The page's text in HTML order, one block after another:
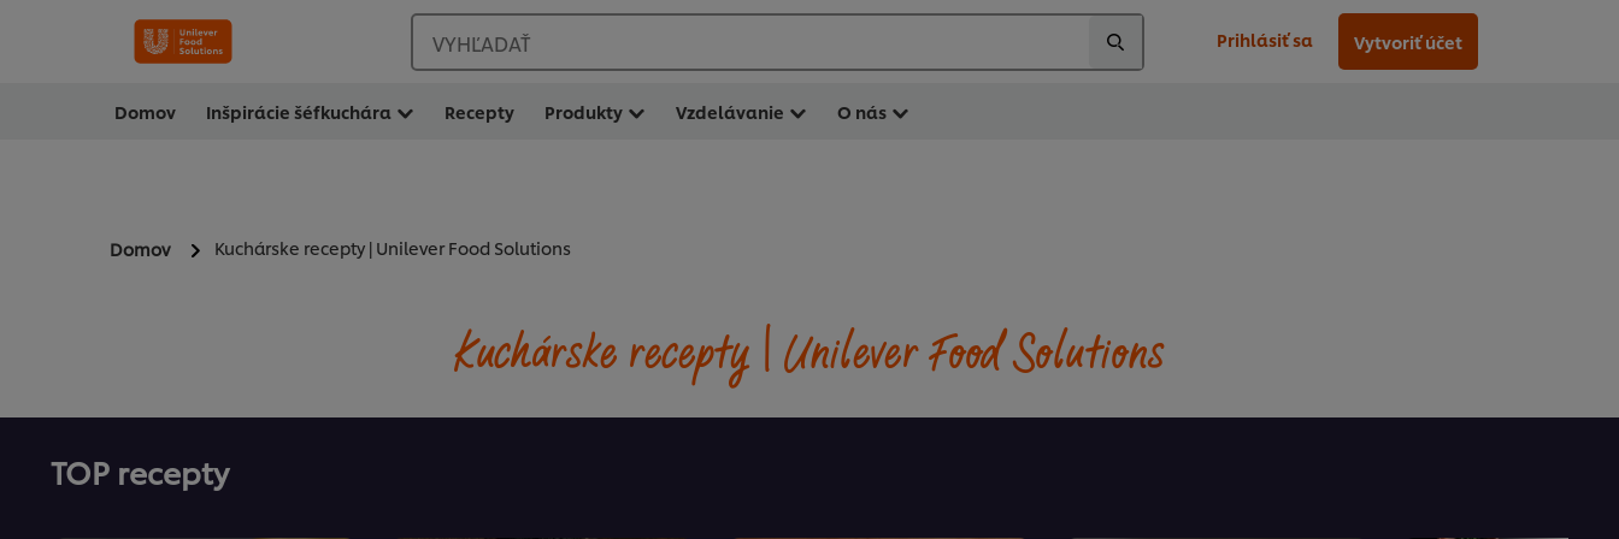
VYHĽADAŤ Prihlásiť sa Vytvoriť účet
Domov Inšpirácie šéfkuchára Recepty Produkty Vzdelávanie O nás
Domov Kuchárske recepty | Unilever Food Solutions
Kuchárske recepty | Unilever Food Solutions
TOP recepty